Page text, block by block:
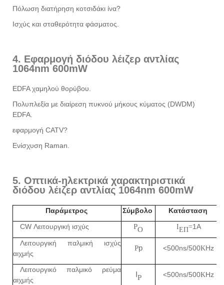
Πόλωση διατήρηση κοτσιδάκι ίνα?
Ισχύς και σταθερότητα φάσματος.
4. Εφαρμογή διόδου λέιζερ αντλίας
1064nm 600mW
EDFA χαμηλού θορύβου.
Πολυπλεξία με διαίρεση πυκνού μήκους κύματος (DWDM)
EDFA.
εφαρμογή CATV?
Ενίσχυση Raman.
5. Οπτικά-ηλεκτρικά χαρακτηριστικά
διόδου λέιζερ αντλίας 1064nm 600mW
Παράμετρος Σύμβολο
Κατάσταση
CW Λειτουργική ισχύς
PO IΕΠ=1Α
Λειτουργική παλμική ισχύς
αιχμής
Pp <500ns/500KHz
Λειτουργικό παλμικό ρεύμα
αιχμής
P <500ns/500KHz